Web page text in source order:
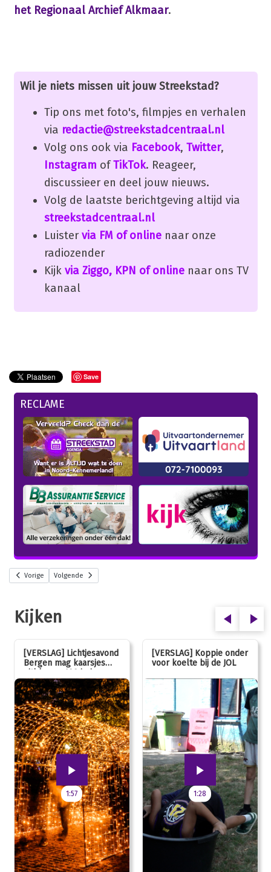
het Regionaal Archief Alkmaar.
Wil je niets missen uit jouw Streekstad?
Tip ons met foto's, filmpjes en verhalen
via redactie@streekstadcentraal.nl
Volg ons ook via Facebook, Twitter,
Instagram ofTikTok. Reageer,
discussieer en deel jouw nieuws.
Volg de laatste berichtgeving altijd via
streekstadcentraal.nl
Luister via FM of onlinenaar onze
radiozender
Kijk via Ziggo, KPN of onlinenaar ons TV
kanaal
Save
RECLAME
Vorige Volgende
Kijken
[VERSLAG] Lichtjesavond
Bergen mag kaarsjes
uitblazen: 100 jarig
jubileum!
1:57
[VERSLAG] Koppie onder
voor koelte bij de JOL
1:28